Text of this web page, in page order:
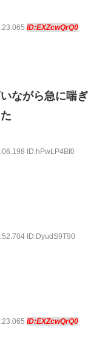
ID:EXZcwQrQ0
ながら急に喘ぎ
ID:hPwLP4Bf0
ID:DyudS9T90
ID:EXZcwQrQ0